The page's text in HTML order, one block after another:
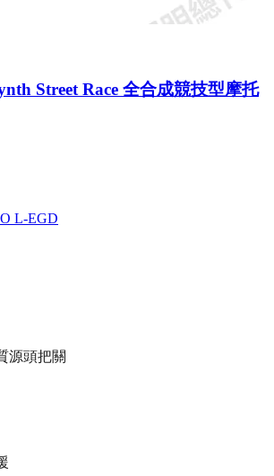
Street Race 全合成競技型摩托
L-EGD
源頭把關